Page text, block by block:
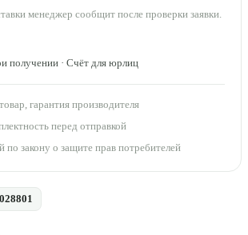
менеджер сообщит после проверки заявки.
получении · Счёт для юрлиц
гарантия производителя
перед отправкой
по закону о защите прав потребителей